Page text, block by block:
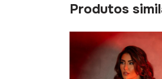
Produtos